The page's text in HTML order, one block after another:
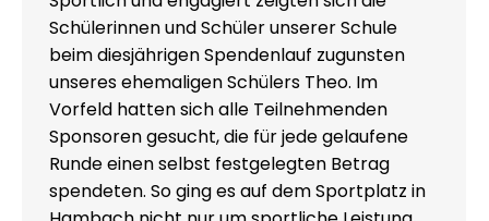
Schülerinnen und Schüler unserer Schule
beim diesjährigen Spendenlauf zugunsten
unseres ehemaligen Schülers Theo. Im
Vorfeld hatten sich alle Teilnehmenden
Sponsoren gesucht, die für jede gelaufene
Runde einen selbst festgelegten Betrag
spendeten. So ging es auf dem Sportplatz in